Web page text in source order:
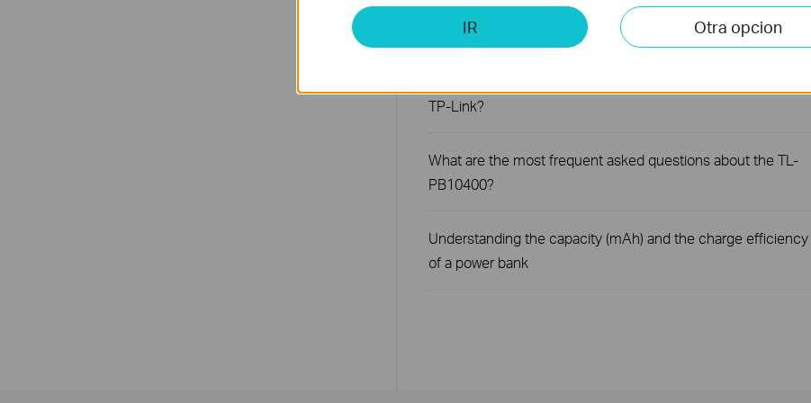
TP-Link?
What are the most frequent asked questions about the TL-
PB10400?
Understanding the capacity (mAh) and the charge efficiency
of a power bank
IR Otra opcion